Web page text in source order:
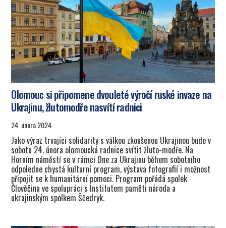
Olomouc si připomene dvouleté výročí ruské invaze na
Ukrajinu, žlutomodře nasvítí radnici
24. února 2024
Jako výraz trvající solidarity s válkou zkoušenou Ukrajinou bude v
sobotu 24. února olomoucká radnice svítit žluto-modře. Na
Horním náměstí se v rámci Dne za Ukrajinu během sobotního
odpoledne chystá kulturní program, výstava fotografií i možnost
připojit se k humanitární pomoci. Program pořádá spolek
Člověčina ve spolupráci s Institutem paměti národa a
ukrajinským spolkem Ščedryk.